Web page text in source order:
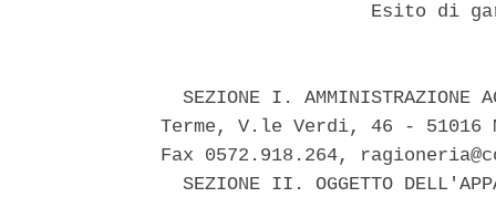
Esito di
SEZIONE I. AMMINISTRAZIONE
Terme, V.le Verdi, 46 - 51016
Fax 0572.918.264,
SEZIONE II. OGGETTO